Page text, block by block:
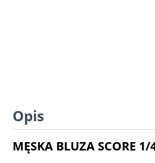
Opis
MĘSKA BLUZA SCORE